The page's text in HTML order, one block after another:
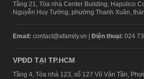
Tầng 21, Tòa nhà Center Building, Hapulico
Nguyễn Huy Tưởng, phường Thanh Xuân,
Email: contact@afamily.vn | Điện thoại: 024
VPĐD TẠI TP.HCM
Tầng 4, Tòa nhà 123, số 127 Võ Văn Tần,